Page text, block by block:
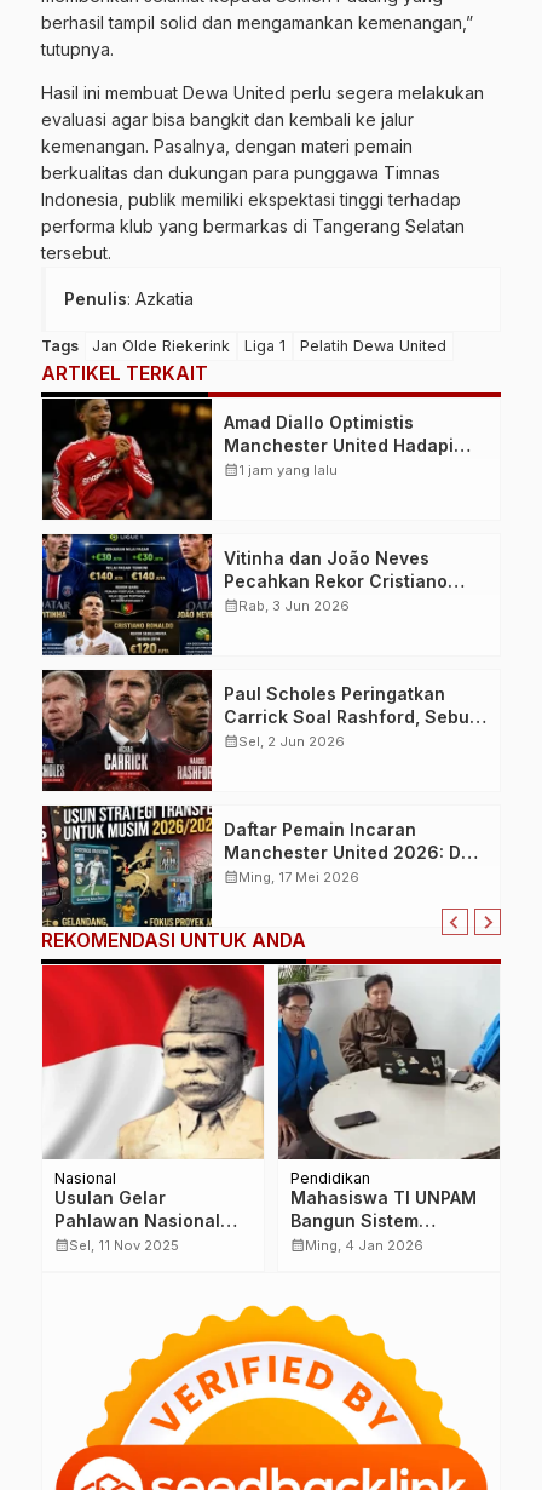
berhasil tampil solid dan mengamankan kemenangan,”
tutupnya.
Hasil ini membuat Dewa United perlu segera melakukan
evaluasi agar bisa bangkit dan kembali ke jalur
kemenangan. Pasalnya, dengan materi pemain
berkualitas dan dukungan para punggawa Timnas
Indonesia, publik memiliki ekspektasi tinggi terhadap
performa klub yang bermarkas di Tangerang Selatan
tersebut.
Penulis: Azkatia
Tags Jan Olde Riekerink Liga 1 Pelatih Dewa United
ARTIKEL TERKAIT
Amad Diallo Optimistis
Manchester United Hadapi
Musim Besar Usai Imbang 1-1
calendar_month1 jam yang lalu
Vitinha dan João Neves
Pecahkan Rekor Cristiano
Ronaldo, Jadi Pemain Portugal
calendar_monthRab, 3 Jun 2026
Paul Scholes Peringatkan
Carrick Soal Rashford, Sebut
Reuni di Manchester United
calendar_monthSel, 2 Jun 2026
Daftar Pemain Incaran
Manchester United 2026: Dari
Federico Valverde hingga
calendar_monthMing, 17 Mei 2026
REKOMENDASI UNTUK ANDA
Nasional
Usulan Gelar
Pahlawan Nasional
untuk A.M. Sangadji
Pemerintah Segera
calendar_monthSel, 11 Nov 2025
Pendidikan
Mahasiswa TI UNPAM
Bangun Sistem
Reservasi Modern
calendar_monthMing, 4 Jan 2026